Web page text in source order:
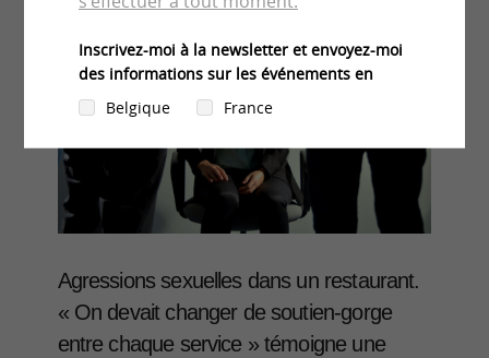
Agressions sexuelles dans un restaurant.
« On devait changer de soutien-gorge
entre chaque service » témoigne une